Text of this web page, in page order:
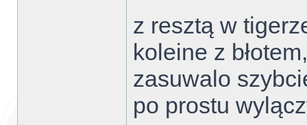
z resztą w
koleine z
zasuwalo
po prostu